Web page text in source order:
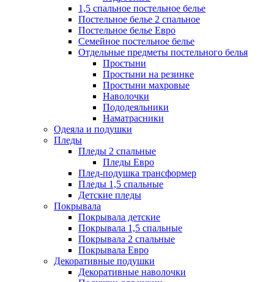
1,5 спальное постельное белье
Постельное белье 2 спальное
Постельное белье Евро
Семейное постельное белье
Отдельные предметы постельного белья
Простыни
Простыни на резинке
Простыни махровые
Наволочки
Пододеяльники
Наматрасники
Одеяла и подушки
Пледы
Пледы 2 спальные
Пледы Евро
Плед-подушка трансформер
Пледы 1,5 спальные
Детские пледы
Покрывала
Покрывала детские
Покрывала 1,5 спальные
Покрывала 2 спальные
Покрывала Евро
Декоративные подушки
Декоративные наволочки